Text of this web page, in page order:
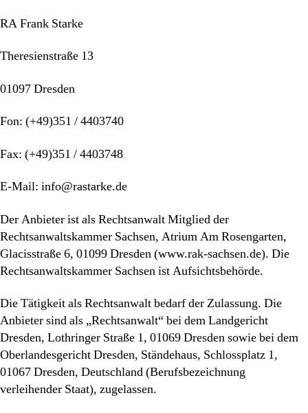
RA Frank Starke
Theresienstraße 13
01097 Dresden
Fon: (+49)351 / 4403740
Fax: (+49)351 / 4403748
E-Mail: info@rastarke.de
Der Anbieter ist als Rechtsanwalt Mitglied der
Rechtsanwaltskammer Sachsen, Atrium Am Rosengarten,
Glacisstraße 6, 01099 Dresden (www.rak-sachsen.de). Die
Rechtsanwaltskammer Sachsen ist Aufsichtsbehörde.
Die Tätigkeit als Rechtsanwalt bedarf der Zulassung. Die
Anbieter sind als „Rechtsanwalt“ bei dem Landgericht
Dresden, Lothringer Straße 1, 01069 Dresden sowie bei dem
Oberlandesgericht Dresden, Ständehaus, Schlossplatz 1,
01067 Dresden, Deutschland (Berufsbezeichnung
verleihender Staat), zugelassen.